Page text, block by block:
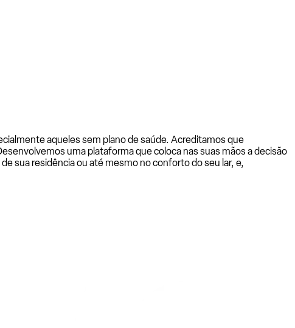
aqueles sem plano de saúde. Acreditamos que
uma plataforma que coloca nas suas mãos a decisão
sua residência ou até mesmo no conforto do seu lar, e,